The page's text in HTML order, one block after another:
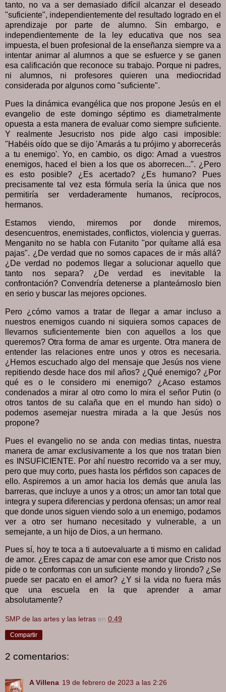
tanto, no va a ser demasiado difícil alcanzar el deseado
"suficiente", independientemente del resultado logrado en el
aprendizaje por parte de alumno. Sin embargo, e
independientemente de la ley educativa que nos sea
impuesta, el buen profesional de la enseñanza siempre va a
intentar animar al alumnos a que se esfuerce y se ganen
esa calificación que reconoce su trabajo. Porque ni padres,
ni alumnos, ni profesores quieren una mediocridad
considerada por algunos como "suficiente".
Pues la dinámica evangélica que nos propone Jesús en el
evangelio de este domingo séptimo es diametralmente
opuesta a esta manera de evaluar como siempre suficiente.
Y realmente Jesucristo nos pide algo casi imposible:
"Habéis oído que se dijo 'Amarás a tu prójimo y aborrecerás
a tu enemigo'. Yo, en cambio, os digo: Amad a vuestros
enemigos, haced el bien a los que os aborrecen...". ¿Pero
es esto posible? ¿Es acertado? ¿Es humano? Pues
precisamente tal vez esta fórmula sería la única que nos
permitiría ser verdaderamente humanos, recíprocos,
hermanos.
Estamos viendo, miremos por donde miremos,
desencuentros, enemistades, conflictos, violencia y guerras.
Menganito no se habla con Futanito "por quítame allá esa
pajas". ¿De verdad que no somos capaces de ir más allá?
¿De verdad no podemos llegar a solucionar aquello que
tanto nos separa? ¿De verdad es inevitable la
confrontación? Convendría detenerse a planteárnoslo bien
en serio y buscar las mejores opciones.
Pero ¿cómo vamos a tratar de llegar a amar incluso a
nuestros enemigos cuando ni siquiera somos capaces de
llevarnos suficientemente bien con aquellos a los que
queremos? Otra forma de amar es urgente. Otra manera de
entender las relaciones entre unos y otros es necesaria.
¿Hemos escuchado algo del mensaje que Jesús nos viene
repitiendo desde hace dos mil años? ¿Qué enemigo? ¿Por
qué es o le considero mi enemigo? ¿Acaso estamos
condenados a mirar al otro como lo mira el señor Putin (o
otros tantos de su calaña que en el mundo han sido) o
podemos asemejar nuestra mirada a la que Jesús nos
propone?
Pues el evangelio no se anda con medias tintas, nuestra
manera de amar exclusivamente a los que nos tratan bien
es INSUFICIENTE. Por ahí nuestro recorrido va a ser muy,
pero que muy corto, pues hasta los pérfidos son capaces de
ello. Aspiremos a un amor hacia los demás que anula las
barreras, que incluye a unos y a otros; un amor tan total que
integra y supera diferencias y perdona ofensas; un amor real
que donde unos siguen viendo solo a un enemigo, podamos
ver a otro ser humano necesitado y vulnerable, a un
semejante, a un hijo de Dios, a un hermano.
Pues sí, hoy te toca a ti autoevaluarte a ti mismo en calidad
de amor. ¿Eres capaz de amar con ese amor que Cristo nos
pide o te conformas con un suficiente mondo y lirondo? ¿Se
puede ser pacato en el amor? ¿Y si la vida no fuera más
que una escuela en la que aprender a amar
absolutamente?
SMP de las artes y las letras en 0:49
Compartir
2 comentarios:
A Villena 19 de febrero de 2023 a las 2:26